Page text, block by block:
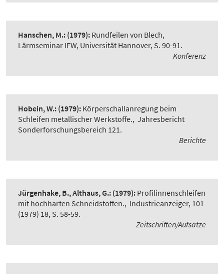
Hanschen, M.: (1979): Rundfeilen von Blech,
Lärmseminar IFW, Universität Hannover, S. 90-91.
Konferenz
Hobein, W.: (1979): Körperschallanregung beim
Schleifen metallischer Werkstoffe., Jahresbericht
Sonderforschungsbereich 121.
Berichte
Jürgenhake, B., Althaus, G.: (1979): Profilinnenschleifen
mit hochharten Schneidstoffen., Industrieanzeiger, 101
(1979) 18, S. 58-59.
Zeitschriften/Aufsätze